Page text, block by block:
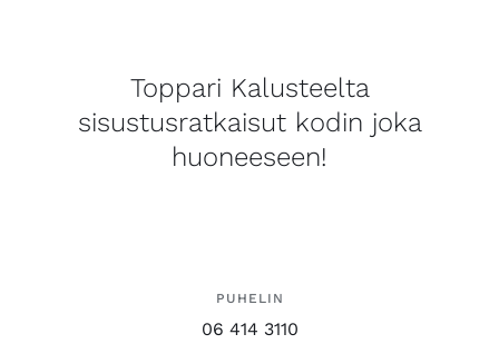
Toppari Kalusteelta
sisustusratkaisut kodin joka
huoneeseen!
PUHELIN
06 414 3110